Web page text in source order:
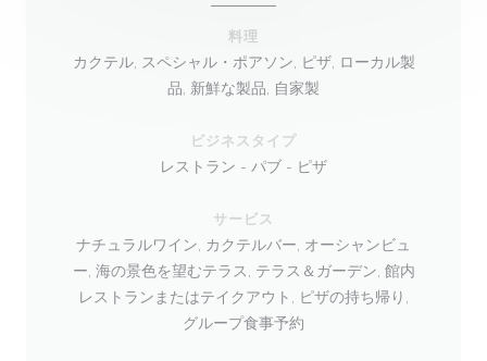
料理
カクテル, スペシャル・ポアソン, ピザ, ローカル製
品, 新鮮な製品, 自家製
ビジネスタイプ
レストラン - パブ - ピザ
サービス
ナチュラルワイン, カクテルバー, オーシャンビュ
ー, 海の景色を望むテラス, テラス＆ガーデン, 館内
レストランまたはテイクアウト, ピザの持ち帰り,
グループ食事予約